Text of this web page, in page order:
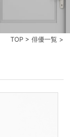
TOP> 俳優一覧 >